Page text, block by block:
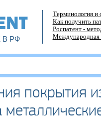
В РФ
Терминология и
Как получить
Роспатент -
Международная
покрытия